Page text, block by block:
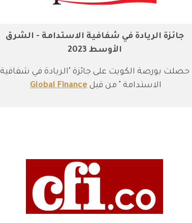
جائزة الريادة في شفافية الاستدامة - الشرق
الأوسط 2023
حصلت بورصة الكويت على جائزة "الريادة في شفافية
الاستدامة " من قبلGlobal Finance